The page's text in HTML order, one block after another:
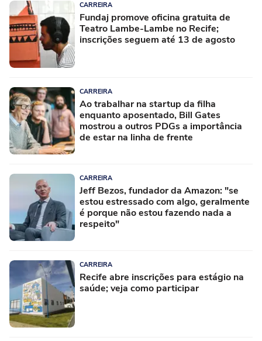
CARREIRA
Fundaj promove oficina gratuita de
Teatro Lambe-Lambe no Recife;
inscrições seguem até 13 de agosto
CARREIRA
Ao trabalhar na startup da filha
enquanto aposentado, Bill Gates
mostrou a outros PDGs a importância
de estar na linha de frente
CARREIRA
Jeff Bezos, fundador da Amazon: "se
estou estressado com algo, geralmente
é porque não estou fazendo nada a
respeito"
CARREIRA
Recife abre inscrições para estágio na
saúde; veja como participar